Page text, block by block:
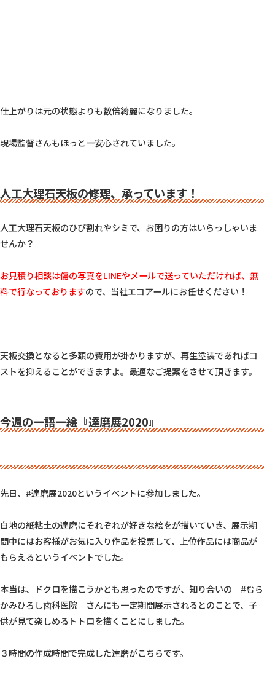
仕上がりは元の状態よりも数倍綺麗になりました。
現場監督さんもほっと一安心されていました。
人工大理石天板の修理、承っています！
人工大理石天板のひび割れやシミで、お困りの方はいらっしゃいま
せんか？
お見積り相談は傷の写真をLINEやメールで送っていただければ、無
料で行なっておりますので、当社エコアールにお任せください！
天板交換となると多額の費用が掛かりますが、再生塗装であればコ
ストを抑えることができますよ。最適なご提案をさせて頂きます。
今週の一語一絵『達磨展2020』
先日、#達磨展2020というイベントに参加しました。
白地の紙粘土の達磨にそれぞれが好きな絵をが描いていき、展示期
間中にはお客様がお気に入り作品を投票して、上位作品には商品が
もらえるというイベントでした。
本当は、ドクロを描こうかとも思ったのですが、知り合いの　#むら
かみひろし歯科医院　さんにも一定期間展示されるとのことで、子
供が見て楽しめるトトロを描くことにしました。
３時間の作成時間で完成した達磨がこちらです。